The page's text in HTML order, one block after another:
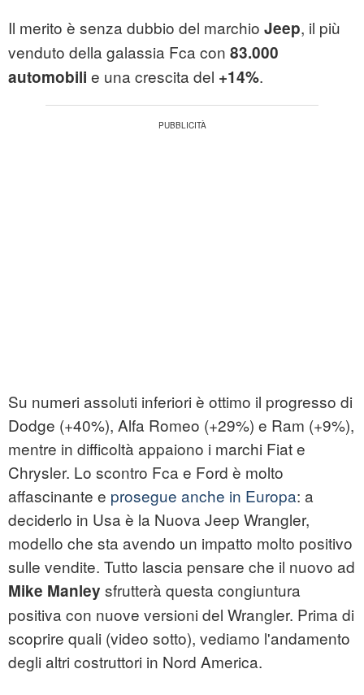
Il merito è senza dubbio del marchio Jeep, il più
venduto della galassia Fca con 83.000
automobili e una crescita del +14%.
Su numeri assoluti inferiori è ottimo il progresso di
Dodge (+40%), Alfa Romeo (+29%) e Ram (+9%),
mentre in difficoltà appaiono i marchi Fiat e
Chrysler. Lo scontro Fca e Ford è molto
affascinante e prosegue anche in Europa: a
deciderlo in Usa è la Nuova Jeep Wrangler,
modello che sta avendo un impatto molto positivo
sulle vendite. Tutto lascia pensare che il nuovo ad
Mike Manley sfrutterà questa congiuntura
positiva con nuove versioni del Wrangler. Prima di
scoprire quali (video sotto), vediamo l'andamento
degli altri costruttori in Nord America.